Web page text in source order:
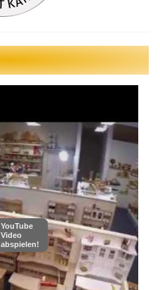
YouTube
Video
abspielen!